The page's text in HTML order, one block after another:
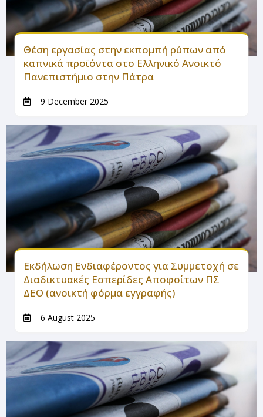
Θέση εργασίας στην εκπομπή ρύπων από
καπνικά προϊόντα στο Ελληνικό Ανοικτό
Πανεπιστήμιο στην Πάτρα
9 December 2025
Εκδήλωση Ενδιαφέροντος για Συμμετοχή σε
Διαδικτυακές Εσπερίδες Αποφοίτων ΠΣ
ΔΕΟ (ανοικτή φόρμα εγγραφής)
6 August 2025